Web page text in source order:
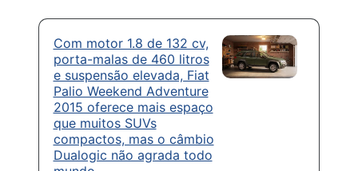
Com motor 1.8 de 132 cv,
porta-malas de 460 litros
e suspensão elevada, Fiat
Palio Weekend Adventure
2015 oferece mais espaço
que muitos SUVs
compactos, mas o câmbio
Dualogic não agrada todo